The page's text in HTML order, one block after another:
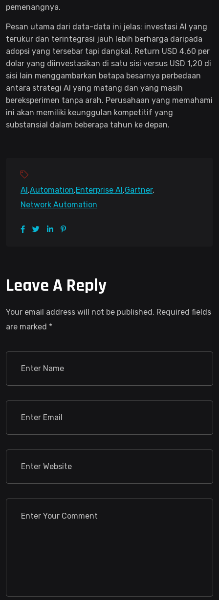
pemenangnya.
Pesan utama dari data-data ini jelas: investasi AI yang
terukur dan terintegrasi jauh lebih berharga daripada
adopsi yang tersebar tapi dangkal. Return USD 4,60 per
dolar yang diinvestasikan di satu sisi versus USD 1,20 di
sisi lain menggambarkan betapa besarnya perbedaan
antara strategi AI yang matang dan yang masih
bereksperimen tanpa arah. Perusahaan yang memahami
ini akan memiliki keunggulan kompetitif yang
substansial dalam beberapa tahun ke depan.
AI,Automation,Enterprise AI,Gartner,
Network Automation
Leave A Reply
Your email address will not be published. Required fields
are marked *